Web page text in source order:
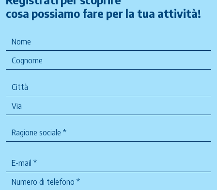
cosa possiamo fare per la tua attività!